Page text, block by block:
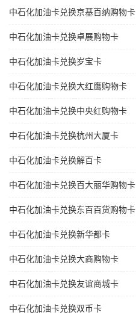
中石化加油卡兑换京基百纳购物卡
中石化加油卡兑换卓展购物卡
中石化加油卡兑换岁宝卡
中石化加油卡兑换大红鹰购物卡
中石化加油卡兑换中央红购物卡
中石化加油卡兑换杭州大厦卡
中石化加油卡兑换解百卡
中石化加油卡兑换百大丽华购物卡
中石化加油卡兑换东百百货购物卡
中石化加油卡兑换新华都卡
中石化加油卡兑换大商购物卡
中石化加油卡兑换友谊商城卡
中石化加油卡兑换双币卡